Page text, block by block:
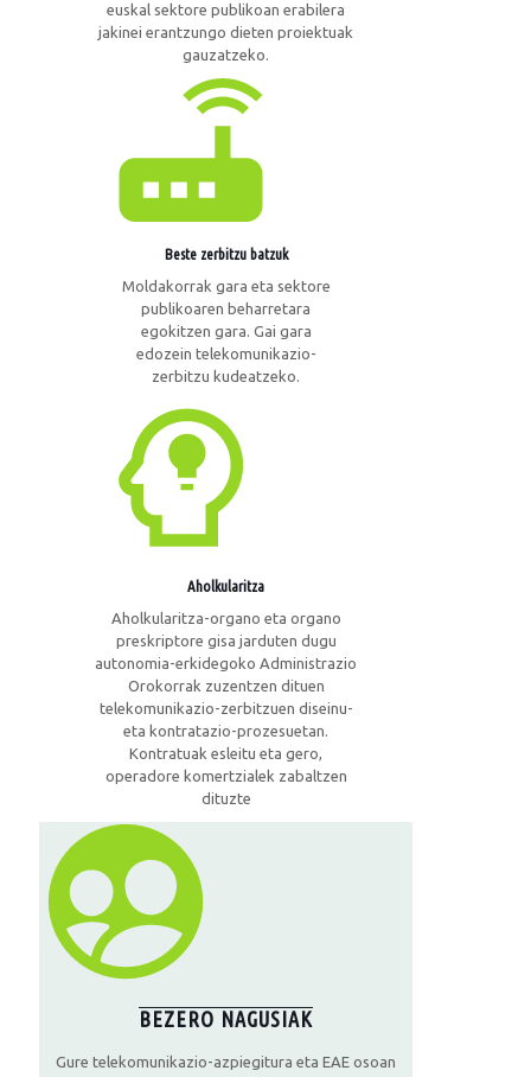
euskal sektore publikoan erabilera
jakinei erantzungo dieten proiektuak
gauzatzeko.
Beste zerbitzu batzuk
Moldakorrak gara eta sektore
publikoaren beharretara
egokitzen gara. Gai gara
edozein telekomunikazio-
zerbitzu kudeatzeko.
Aholkularitza
Aholkularitza-organo eta organo
preskriptore gisa jarduten dugu
autonomia-erkidegoko Administrazio
Orokorrak zuzentzen dituen
telekomunikazio-zerbitzuen diseinu-
eta kontratazio-prozesuetan.
Kontratuak esleitu eta gero,
operadore komertzialek zabaltzen
dituzte
BEZERO NAGUSIAK
Gure telekomunikazio-azpiegitura eta EAE osoan